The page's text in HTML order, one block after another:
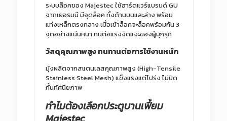
ระบบล็อคของ Majestec ใช้ฮาร์ดแวร์แบรนด์ GU
จากเยอรมนี มีจุดล็อค ทั้งด้านบนและล่าง พร้อม
แท่งเหล็กตรงกลาง เมื่อเข้าล็อคจะล็อคพร้อมกัน 3
จุดอย่างแน่นหนา ทนต่อแรงงัดแงะของผู้บุกรุก
วัสดุคุณภาพสูง ทนทานต่อการใช้งานหนัก
มุังผลิตจากสแตนเลสคุณภาพสูง (High-Tensile
Stainless Steel Mesh) แข็งแรงแต่โปร่ง ไม่ปิด
กั้นทัศนียภาพ
ทำไมต้องเลือกประตูบานเฟี้ยม